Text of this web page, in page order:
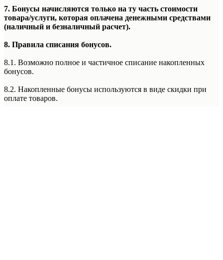
7. Бонусы начисляются только на ту часть стоимости
товара/услуги, которая оплачена денежными средствами
(наличный и безналичный расчет).
8. Правила списания бонусов.
8.1. Возможно полное и частичное списание накопленных
бонусов.
8.2. Накопленные бонусы используются в виде скидки при
оплате товаров.